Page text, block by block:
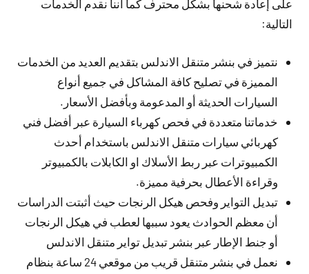
على إعادة شحنها بشكل محترف كما أننا نقدم الخدمات
التالية:
نتميز في بنشر متنقل الاندلس بتقديم العديد من الخدمات
المميزة في تصليح كافة المشاكل في جميع أنواع
السيارات الحديثة أو المدعومة وبأفضل الأسعار.
خدماتنا متعددة في فحص كهرباء السيارة عبر أفضل فني
كهربائي سيارات متنقل الاندلس باستخدام أحدث
الكمبيوترات عبر ربط الأسلاك او الكابلات بالكمبيوتر
وقراءة الأعطال بحرفية مميزة.
تبديل التواير وفحص هيكل الرنجات حيث أثبتت الدراسات
أن معظم الحوادث يعود سببها لعطب في هيكل الرنجات
أو جنط الإطار عبر بنشر تبديل تواير متنقل الاندلس
نعمل في بنشر متنقل قريب من موقعي 24 ساعة بنظام